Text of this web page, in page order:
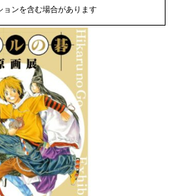
ョンを含む場合があります